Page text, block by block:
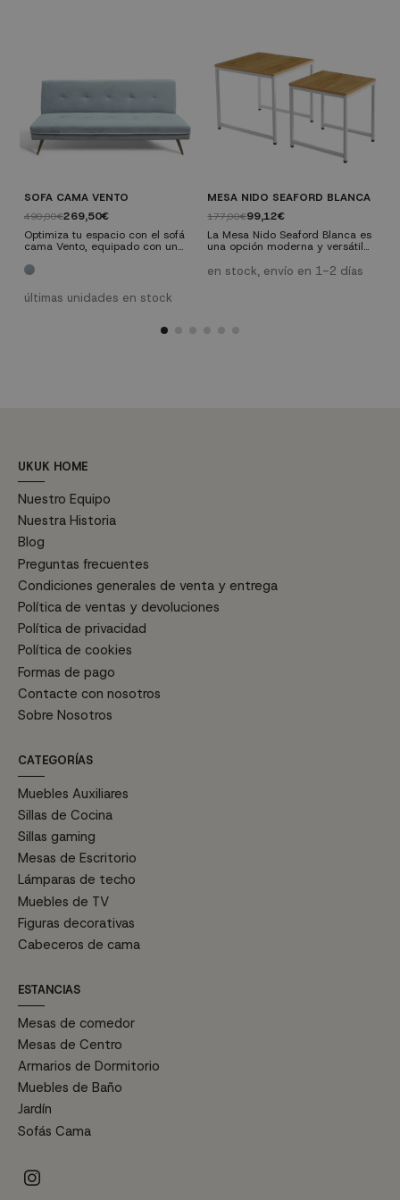
SOFA CAMA VENTO
490,00€269,50€
Optimiza tu espacio con el sofá
cama Vento, equipado con un
para una transformación rápida
funcionalidad se fusionan en
este mueble versátil perfecto
últimas unidades en stock
MESA NIDO SEAFORD BLANCA
177,00€99,12€
La Mesa Nido Seaford Blanca es
una opción moderna y versátil
elegante y funcional, estas
mesas nido se complementan
en stock, envío en 1-2 días
UKUK HOME
Nuestro Equipo
Nuestra Historia
Blog
Preguntas frecuentes
Condiciones generales de venta y entrega
Política de ventas y devoluciones
Política de privacidad
Política de cookies
Formas de pago
Contacte con nosotros
Sobre Nosotros
CATEGORÍAS
Muebles Auxiliares
Sillas de Cocina
Sillas gaming
Mesas de Escritorio
Lámparas de techo
Muebles de TV
Figuras decorativas
Cabeceros de cama
ESTANCIAS
Mesas de comedor
Mesas de Centro
Armarios de Dormitorio
Muebles de Baño
Jardín
Sofás Cama